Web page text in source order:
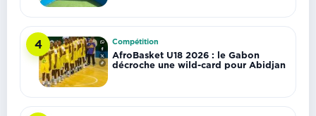
4 Compétition
AfroBasket U18 2026 : le Gabon
décroche une wild-card pour Abidjan